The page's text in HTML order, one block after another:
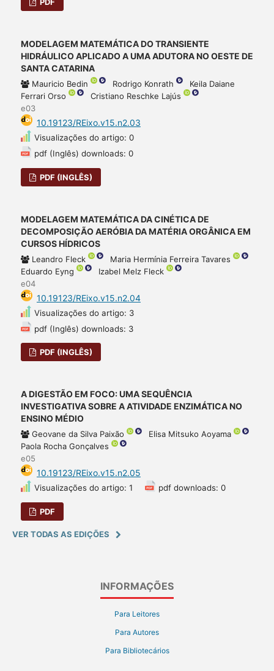
MODELAGEM MATEMÁTICA DO TRANSIENTE
HIDRÁULICO APLICADO A UMA ADUTORA NO OESTE DE
SANTA CATARINA
Mauricio Bedin Rodrigo Konrath
Keila Daiane
Ferrari Orso
Cristiano Reschke Lajús
e03
10.19123/REixo.v15.n2.03
Visualizações do artigo: 0
pdf (Inglês) downloads: 0
PDF (INGLÊS)
MODELAGEM MATEMÁTICA DA CINÉTICA DE
DECOMPOSIÇÃO AERÓBIA DA MATÉRIA ORGÂNICA EM
CURSOS HÍDRICOS
Leandro Fleck
Maria Hermínia Ferreira Tavares
Eduardo Eyng
Izabel Melz Fleck
e04
10.19123/REixo.v15.n2.04
Visualizações do artigo: 3
pdf (Inglês) downloads: 3
PDF (INGLÊS)
A DIGESTÃO EM FOCO: UMA SEQUÊNCIA
INVESTIGATIVA SOBRE A ATIVIDADE ENZIMÁTICA NO
ENSINO MÉDIO
Geovane da Silva Paixão
Elisa Mitsuko Aoyama
Paola Rocha Gonçalves
e05
10.19123/REixo.v15.n2.05
Visualizações do artigo: 1 pdf downloads: 0
PDF
VER TODAS AS EDIÇÕES
INFORMAÇÕES
Para Leitores
Para Autores
Para Bibliotecários